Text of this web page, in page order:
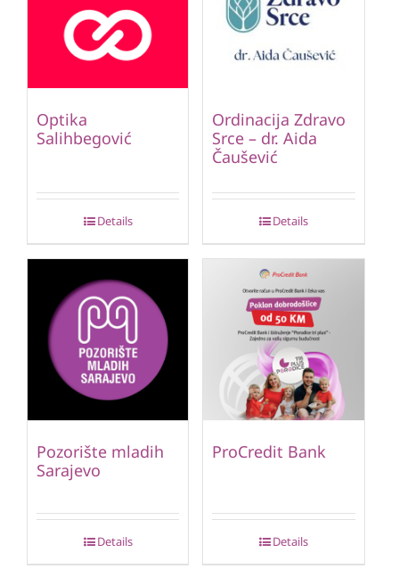
Optika
Salihbegović
Details
Ordinacija Zdravo
Srce – dr. Aida
Čaušević
Details
Pozorište mladih
Sarajevo
Details
ProCredit Bank
Details